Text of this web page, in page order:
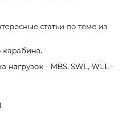
статьи по теме из
карабина.
нагрузок - MBS, SWL, WLL -